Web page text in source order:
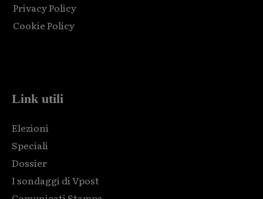
Privacy Policy
Cookie Policy
Link utili
Elezioni
Speciali
Dossier
I sondaggi di Vpost